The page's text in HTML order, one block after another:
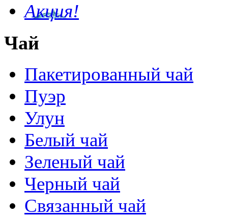
Акция!
Чай
Пакетированный чай
Пуэр
Улун
Белый чай
Зеленый чай
Черный чай
Связанный чай